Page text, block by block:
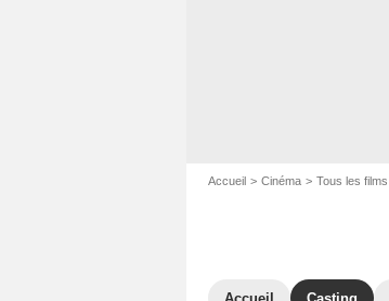
Accueil Cinéma Tous les films